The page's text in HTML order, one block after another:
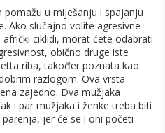
u miješanju i spajanju
Ako slučajno volite agresivne
ciklidi, morat ćete odabrati
obično druge iste
riba, također poznata kao
razlogom. Ova vrsta
zajedno. Dva mužjaka
i par mužjaka i ženke treba biti
jer će se i oni početi